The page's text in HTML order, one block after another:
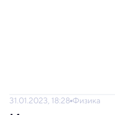
31.01.2023, 18:28 Физика